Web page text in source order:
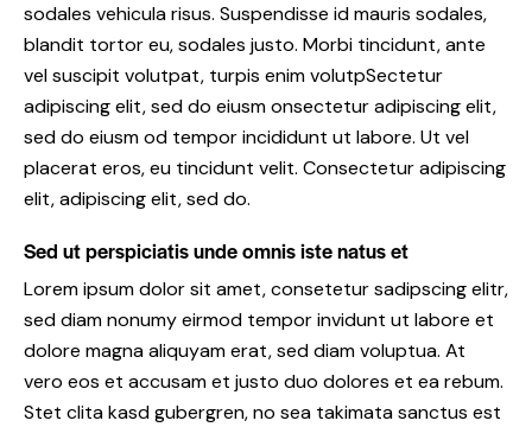
sodales vehicula risus. Suspendisse id mauris sodales,
blandit tortor eu, sodales justo. Morbi tincidunt, ante
vel suscipit volutpat, turpis enim volutpSectetur
adipiscing elit, sed do eiusm onsectetur adipiscing elit,
sed do eiusm od tempor incididunt ut labore. Ut vel
placerat eros, eu tincidunt velit. Consectetur adipiscing
elit, adipiscing elit, sed do.
Sed ut perspiciatis unde omnis iste natus et
Lorem ipsum dolor sit amet, consetetur sadipscing elitr,
sed diam nonumy eirmod tempor invidunt ut labore et
dolore magna aliquyam erat, sed diam voluptua. At
vero eos et accusam et justo duo dolores et ea rebum.
Stet clita kasd gubergren, no sea takimata sanctus est